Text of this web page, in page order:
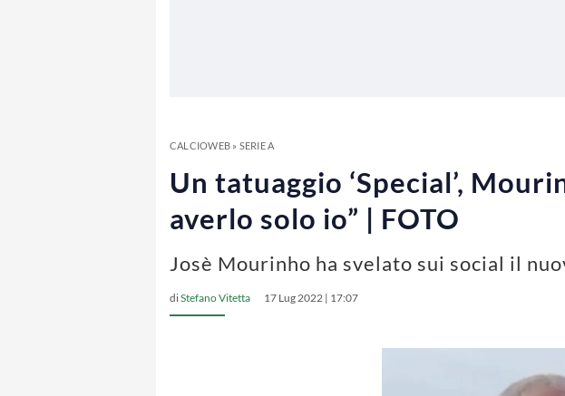
CALCIOWEB» SERIE A
Un tatuaggio ‘Special’,
averlo solo io” | FOTO
Josè Mourinho ha svelato sui social il
diStefano Vitetta 17 Lug 2022 | 17:07